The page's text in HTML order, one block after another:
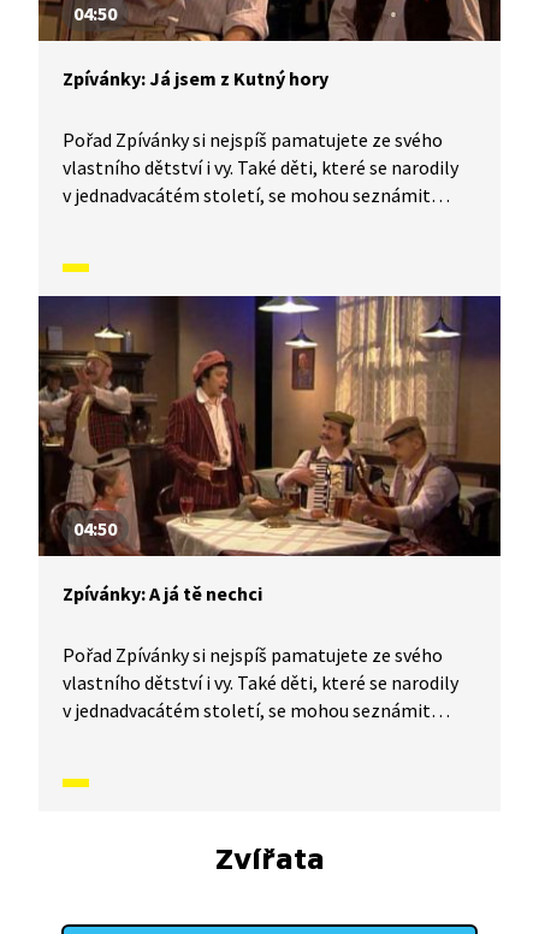
04:50
Zpívánky: Já jsem z Kutný hory
Pořad Zpívánky si nejspíš pamatujete ze svého
vlastního dětství i vy. Také děti, které se narodily
v jednadvacátém století, se mohou seznámit
příbězích představíme písničky i dobový kontext,
ve kterém vznikly. V tomto díle se naučíme píseň:
Já jsem z Kutný hory.
04:50
Zpívánky: A já tě nechci
Pořad Zpívánky si nejspíš pamatujete ze svého
vlastního dětství i vy. Také děti, které se narodily
v jednadvacátém století, se mohou seznámit
příbězích představíme písničky i dobový kontext,
Zvířata